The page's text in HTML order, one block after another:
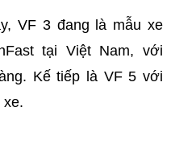
VF 3 đang là mẫu xe
tại Việt Nam, với
Kế tiếp là VF 5 với
xe.